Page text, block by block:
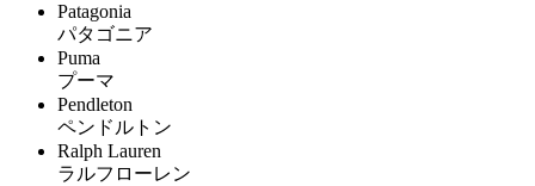
Patagonia
パタゴニア
Puma
プーマ
Pendleton
ペンドルトン
Ralph Lauren
ラルフローレン